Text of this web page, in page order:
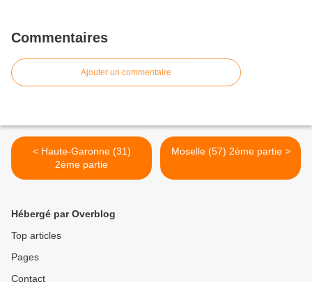
Commentaires
Ajouter un commentaire
< Haute-Garonne (31)
2ème partie
Moselle (57) 2ème partie >
Hébergé par Overblog
Top articles
Pages
Contact